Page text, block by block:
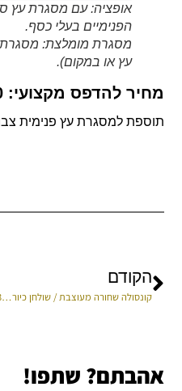
אופציה: עם מסגרת עץ
הפנימיים בעלי כסף.
מסגרת מומלצת:
עץ או במקום).
מחיר להדפס מקצועי: 280 ש"ח
תוספת למסגרת עץ פנימית צבועה:
הקודם
קונסולה שחורה מעוצבת / שולחן כיור יוקרתי בעבודת אומן
אהבתם? שתפו!